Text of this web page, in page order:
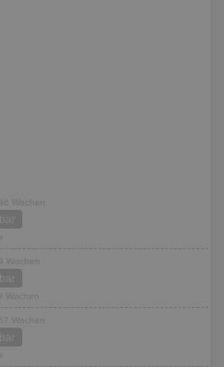
Wochen
Wochen
Wochen
Wochen